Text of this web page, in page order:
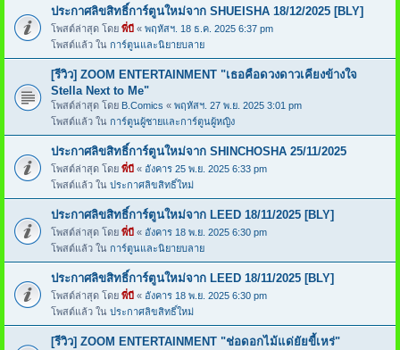
ประกาศลิขสิทธิ์การ์ตูนใหม่จาก SHUEISHA 18/12/2025 [BLY]
โพสต์ล่าสุด โดย พี่บี « พฤหัสฯ. 18 ธ.ค. 2025 6:37 pm
โพสต์แล้ว ใน การ์ตูนและนิยายบลาย
[รีวิว] ZOOM ENTERTAINMENT "เธอคือดวงดาวเคียงข้างใจ
Stella Next to Me"
โพสต์ล่าสุด โดย B.Comics « พฤหัสฯ. 27 พ.ย. 2025 3:01 pm
โพสต์แล้ว ใน การ์ตูนผู้ชายและการ์ตูนผู้หญิง
ประกาศลิขสิทธิ์การ์ตูนใหม่จาก SHINCHOSHA 25/11/2025
โพสต์ล่าสุด โดย พี่บี « อังคาร 25 พ.ย. 2025 6:33 pm
โพสต์แล้ว ใน ประกาศลิขสิทธิ์ใหม่
ประกาศลิขสิทธิ์การ์ตูนใหม่จาก LEED 18/11/2025 [BLY]
โพสต์ล่าสุด โดย พี่บี « อังคาร 18 พ.ย. 2025 6:30 pm
โพสต์แล้ว ใน การ์ตูนและนิยายบลาย
ประกาศลิขสิทธิ์การ์ตูนใหม่จาก LEED 18/11/2025 [BLY]
โพสต์ล่าสุด โดย พี่บี « อังคาร 18 พ.ย. 2025 6:30 pm
โพสต์แล้ว ใน ประกาศลิขสิทธิ์ใหม่
[รีวิว] ZOOM ENTERTAINMENT "ช่อดอกไม้แด่ยัยขี้เหร่"